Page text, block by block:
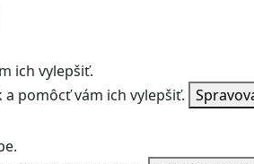
ich vylepšiť.
pomôcť vám ich vylepšiť.